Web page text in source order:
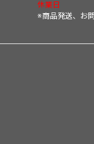
休業日
※商品発送、お